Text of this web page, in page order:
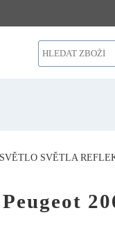
SVĚTLO SVĚTLA